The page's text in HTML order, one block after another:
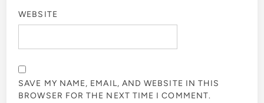
WEBSITE
SAVE MY NAME, EMAIL, AND WEBSITE IN THIS
BROWSER FOR THE NEXT TIME I COMMENT.